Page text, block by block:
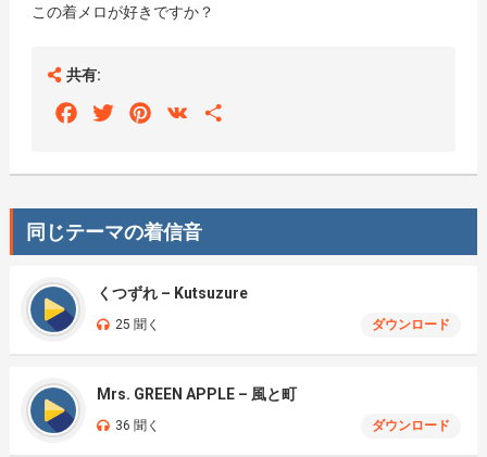
この着メロが好きですか？
共有:
FacebookTwitterPinterest
VK
同じテーマの着信音
くつずれ – Kutsuzure
25 聞く ダウンロード
Mrs. GREEN APPLE – 風と町
36 聞く ダウンロード